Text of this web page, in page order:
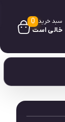
سبد خرید
خالی است
0